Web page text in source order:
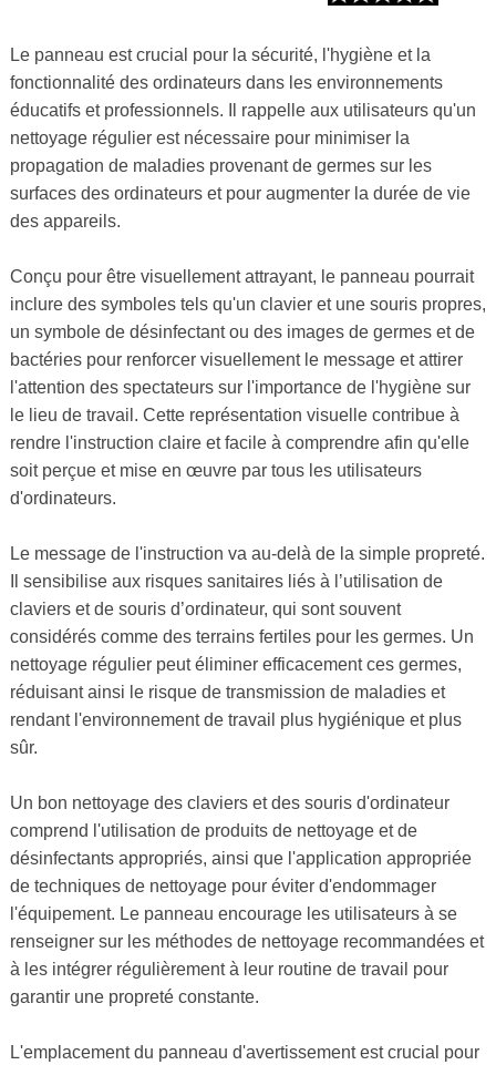
Le panneau est crucial pour la sécurité, l'hygiène et la
fonctionnalité des ordinateurs dans les environnements
éducatifs et professionnels. Il rappelle aux utilisateurs qu'un
nettoyage régulier est nécessaire pour minimiser la
propagation de maladies provenant de germes sur les
surfaces des ordinateurs et pour augmenter la durée de vie
des appareils.
Conçu pour être visuellement attrayant, le panneau pourrait
inclure des symboles tels qu'un clavier et une souris propres,
un symbole de désinfectant ou des images de germes et de
bactéries pour renforcer visuellement le message et attirer
l'attention des spectateurs sur l'importance de l'hygiène sur
le lieu de travail. Cette représentation visuelle contribue à
rendre l'instruction claire et facile à comprendre afin qu'elle
soit perçue et mise en œuvre par tous les utilisateurs
d'ordinateurs.
Le message de l'instruction va au-delà de la simple propreté.
Il sensibilise aux risques sanitaires liés à l’utilisation de
claviers et de souris d’ordinateur, qui sont souvent
considérés comme des terrains fertiles pour les germes. Un
nettoyage régulier peut éliminer efficacement ces germes,
réduisant ainsi le risque de transmission de maladies et
rendant l'environnement de travail plus hygiénique et plus
sûr.
Un bon nettoyage des claviers et des souris d'ordinateur
comprend l'utilisation de produits de nettoyage et de
désinfectants appropriés, ainsi que l'application appropriée
de techniques de nettoyage pour éviter d'endommager
l'équipement. Le panneau encourage les utilisateurs à se
renseigner sur les méthodes de nettoyage recommandées et
à les intégrer régulièrement à leur routine de travail pour
garantir une propreté constante.
L'emplacement du panneau d'avertissement est crucial pour